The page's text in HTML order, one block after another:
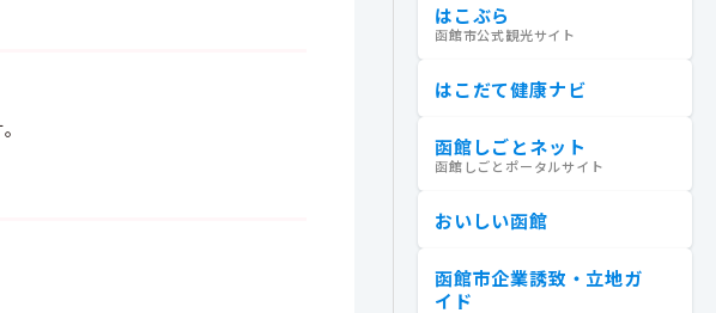
はこぶら
函館市公式観光サイト
はこだて健康ナビ
函館しごとネット
函館しごとポータルサイト
おいしい函館
函館市企業誘致・立地ガ
イド